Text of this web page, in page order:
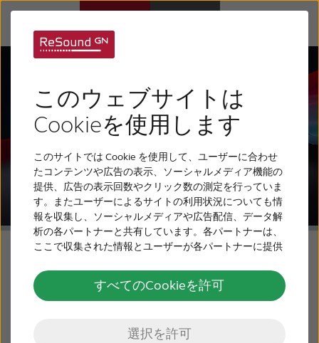
このウェブサイトは
Cookieを使用します
このサイトでは Cookie を使用して、ユーザーに合わせ
たコンテンツや広告の表示、ソーシャルメディア機能の
提供、広告の表示回数やクリック数の測定を行っていま
す。またユーザーによるサイトの利用状況についても情
報を収集し、ソーシャルメディアや広告配信、データ解
析の各パートナーと共有しています。各パートナーは、
ここで収集された情報とユーザーが各パートナーに提供
用したときに収集した他の情報を組み合わせて使用する
ことがあります。
選択を許可
すべてのCookieを許可
難聴について
リサウンドについて
サポート
採用情報
お問い合わせ
リサウンド・